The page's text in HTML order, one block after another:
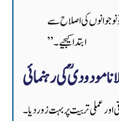
کی اصلاح سے
ابتدا کیجیے۔”
مودودیؒ کی رہنمائی
عملی تربیت پر بہت زور دیا۔